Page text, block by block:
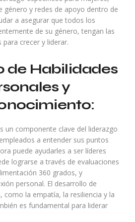
género y redes de apoyo dentro de
a asegurar que todos los
de su género, tengan las
crecer y liderar.
de Habilidades
y
un componente clave del liderazgo
a entender sus puntos
puede ayudarles a ser líderes
lograrse a través de evaluaciones
360 grados, y
personal. El desarrollo de
como la empatía, la resiliencia y la
es fundamental para liderar